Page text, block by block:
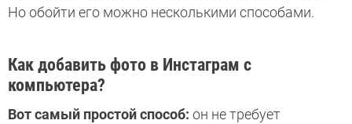
Но обойти его можно несколькими способами.
Как добавить фото в Инстаграм с
компьютера?
Вот самый простой способ: он не требует